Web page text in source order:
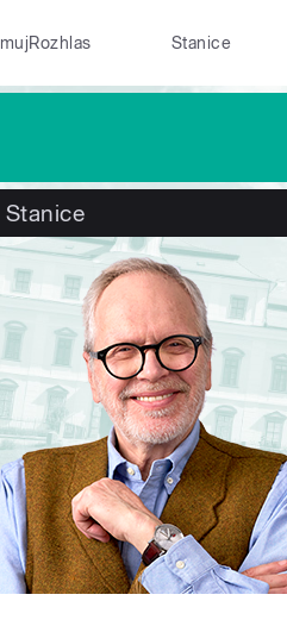
mujRozhlas Stanice
Stanice